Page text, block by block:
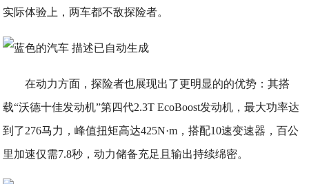
实际体验上，两车都不敌探险者。
在动力方面，探险者也展现出了更明显的的优势：其搭
载“沃德十佳发动机”第四代2.3T EcoBoost发动机，最大功率达
到了276马力，峰值扭矩高达425N·m，搭配10速变速器，百公
里加速仅需7.8秒，动力储备充足且输出持续绵密。